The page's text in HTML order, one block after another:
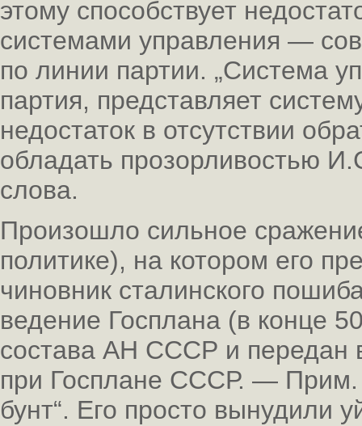
этому способствует
системами управления —
по линии партии. „Система
партия, представляет
недостаток в отсутствии
обладать прозорливостью
слова.
Произошло сильное
политике), на котором его
чиновник сталинского
ведение Госплана (в конце
состава АН СССР и передан
при Госплане СССР. — Прим.
бунт“. Его просто вынудили